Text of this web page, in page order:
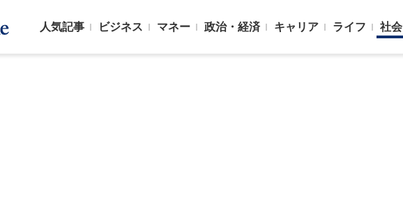
人気記事 ビジネス マネー 政治・経済 キャリア ライフ 社会